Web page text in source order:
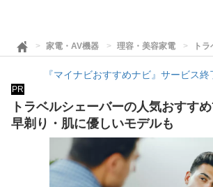
家電・AV機器 理容・美容家電 ト
『マイナビおすすめナビ』サービス
PR
トラベルシェーバーの人気おすす
早剃り・肌に優しいモデルも